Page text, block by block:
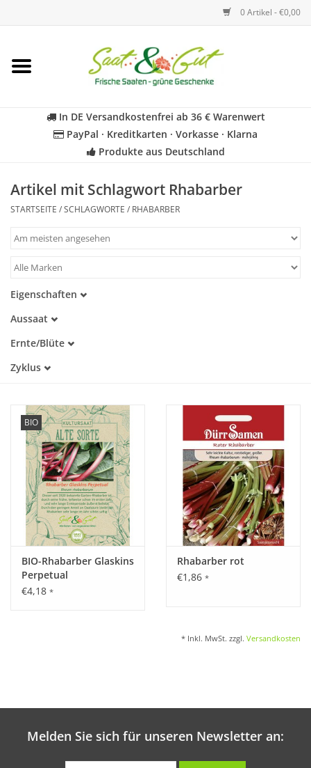
0 Artikel - €0,00
Startseite
Kräuter
Für Kinder
Geschenkideen
Katalog
In DE Versandkostenfrei ab 36 € Warenwert
PayPal · Kreditkarten · Vorkasse · Klarna
Produkte aus Deutschland
Artikel mit Schlagwort Rhabarber
STARTSEITE /SCHLAGWORTE / RHABARBER
Eigenschaften
Alte Sorte
Warmkeimer
Aussaat
April
Mai
Ernte/Blüte
Mai
Zyklus
BIO
BIO-Rhabarber Glaskins
Perpetual
€4,18 *
Rhabarber rot
€1,86 *
* Inkl. MwSt. zzgl. Versandkosten
Melden Sie sich für unseren Newsletter an: